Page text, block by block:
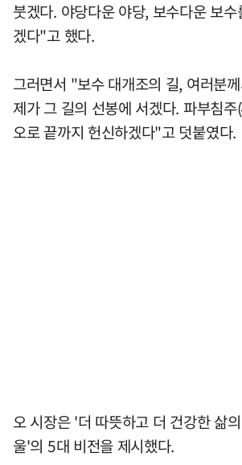
붓겠다. 야당다운 야당, 보수다운 보
겠다"고 했다.
그러면서 "보수 대개조의 길, 여러분
제가 그 길의 선봉에 서겠다. 파부침
오로 끝까지 헌신하겠다"고 덧붙였다.
오 시장은 '더 따뜻하고 더 건강한 삶
울'의 5대 비전을 제시했다.